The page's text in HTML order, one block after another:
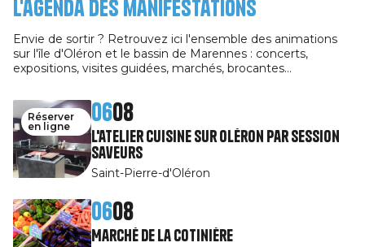
L'agenda des manifestations
Envie de sortir ? Retrouvez ici l'ensemble des animations
sur l'île d'Oléron et le bassin de Marennes : concerts,
expositions, visites guidées, marchés, brocantes…
Réserver
en ligne
0608
L'atelier cuisine sur Oléron par Session
SaveurS
Saint-Pierre-d'Oléron
0608
Marché de La Cotinière